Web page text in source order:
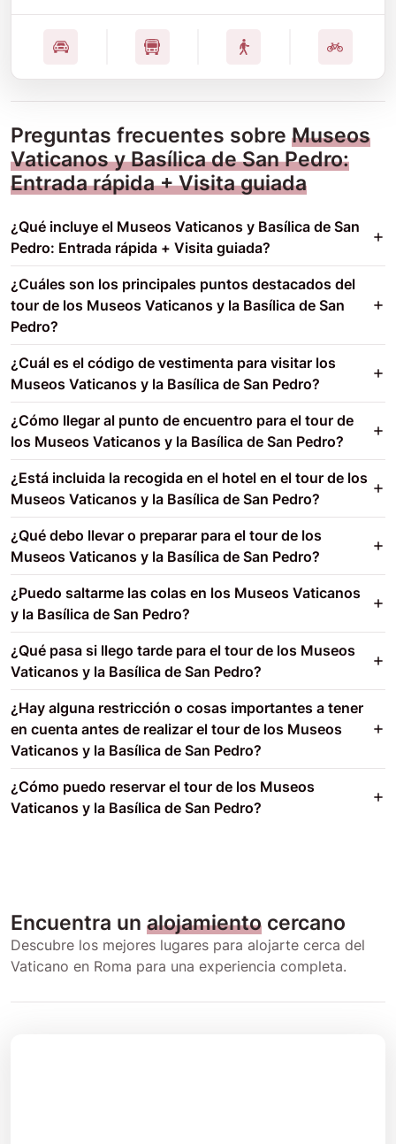
Preguntas frecuentes sobre Museos
Vaticanos y Basílica de San Pedro:
Entrada rápida + Visita guiada
¿Qué incluye el Museos Vaticanos y Basílica de San
Pedro: Entrada rápida + Visita guiada?
¿Cuáles son los principales puntos destacados del
tour de los Museos Vaticanos y la Basílica de San
Pedro?
¿Cuál es el código de vestimenta para visitar los
Museos Vaticanos y la Basílica de San Pedro?
¿Cómo llegar al punto de encuentro para el tour de
los Museos Vaticanos y la Basílica de San Pedro?
¿Está incluida la recogida en el hotel en el tour de los
Museos Vaticanos y la Basílica de San Pedro?
¿Qué debo llevar o preparar para el tour de los
Museos Vaticanos y la Basílica de San Pedro?
¿Puedo saltarme las colas en los Museos Vaticanos
y la Basílica de San Pedro?
¿Qué pasa si llego tarde para el tour de los Museos
Vaticanos y la Basílica de San Pedro?
¿Hay alguna restricción o cosas importantes a tener
en cuenta antes de realizar el tour de los Museos
Vaticanos y la Basílica de San Pedro?
¿Cómo puedo reservar el tour de los Museos
Vaticanos y la Basílica de San Pedro?
Encuentra un alojamiento cercano
Descubre los mejores lugares para alojarte cerca del
Vaticano en Roma para una experiencia completa.